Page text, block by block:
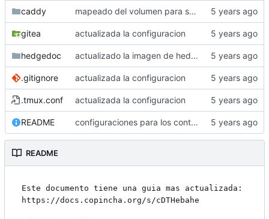
caddy mapeado del volumen para seccion arte
gitea actualizada la configuracion
hedgedoc actualizado la imagen de hedgedoc
.gitignore actualizada la configuracion
.tmux.conf actualizada la configuracion
README configuraciones para los contenedores del servidor de copincha
README
Este documento tiene una guia mas actualizada:
https://docs.copincha.org/s/cDTHebahe